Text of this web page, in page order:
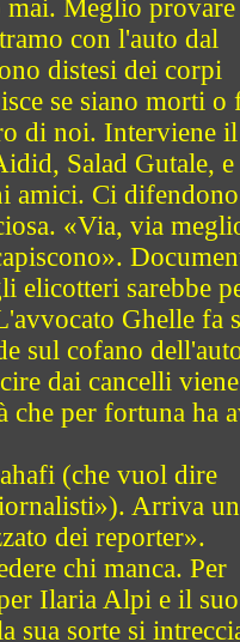
Meglio provare
con l'auto dal
distesi dei corpi
se siano morti o
di noi. Interviene il
Salad Gutale, e
amici. Ci
«Via, via
elicotteri sarebbe
Ghelle fa
sul cofano
dai cancelli viene
che per fortuna ha
(che vuol dire
Arriva un
dei reporter».
chi manca. Per
Ilaria Alpi e il suo
sua sorte si